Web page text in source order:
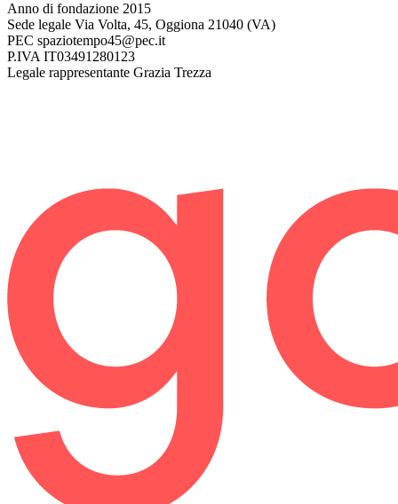
Anno di fondazione 2015
Sede legale Via Volta, 45, Oggiona 21040 (VA)
PEC spaziotempo45@pec.it
P.IVA IT03491280123
Legale rappresentante Grazia Trezza